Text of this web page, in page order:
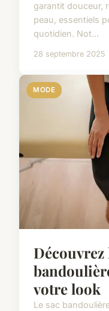
garantit douceur,
peau, essentiels
quotidien. Not...
28 septembre 2025
MODE
Découvrez
votre look
Le sac